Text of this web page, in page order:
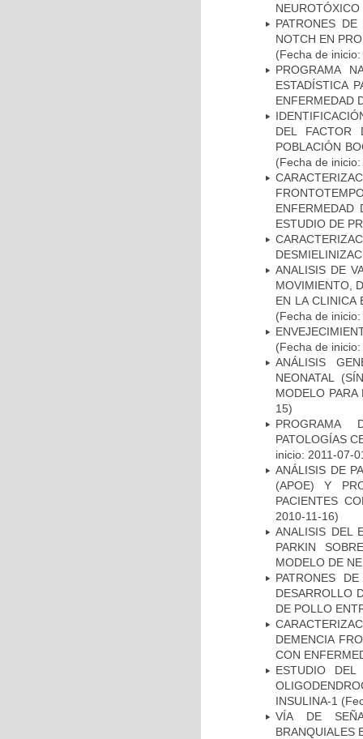
NEUROTÓXICO
PATRONES
NOTCH EN
(Fecha de
PROGRAMA
ESTADÍSTICA
ENFERMEDAD
DEL FACTOR
POBLACIÓN
(Fecha de
ENFERMEDAD
ESTUDIO DE
ANALISIS DE
MOVIMIENTO,
EN LA CLINICA
(Fecha de
(Fecha de
ANÁLISIS
NEONATAL
MODELO
15)
PROGRAMA
PATOLOGÍAS
inicio: 2011-07-
ANÁLISIS DE
(APOE) Y
PACIENTES
2010-11-16)
ANALISIS DEL
PARKIN
MODELO DE
PATRONES
DESARROLLO
DE POLLO
DEMENCIA
CON
ESTUDIO
INSULINA-1
VÍA DE
BRANQUIALES